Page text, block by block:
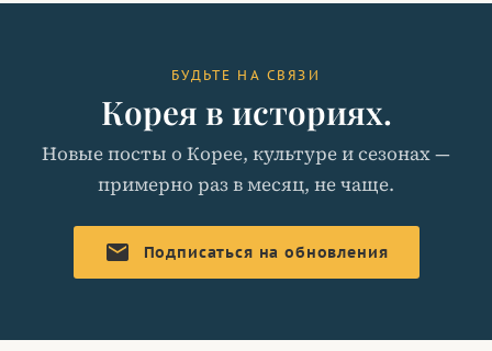
БУДЬТЕ НА СВЯЗИ
Корея в историях.
Новые посты о Корее, культуре и сезонах —
примерно раз в месяц, не чаще.
mail Подписаться на обновления